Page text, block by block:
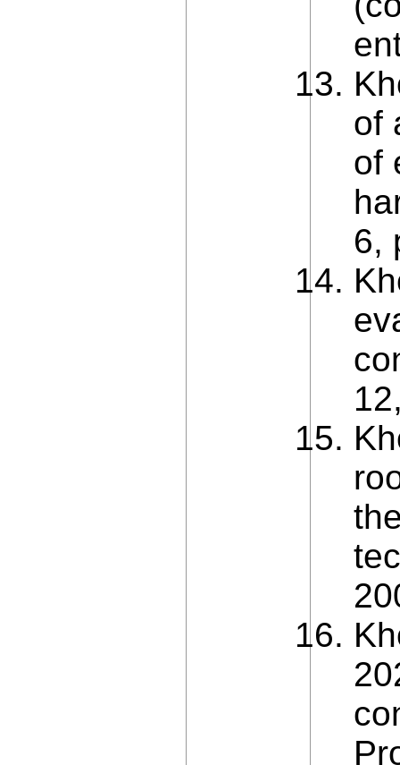
of
of
6,